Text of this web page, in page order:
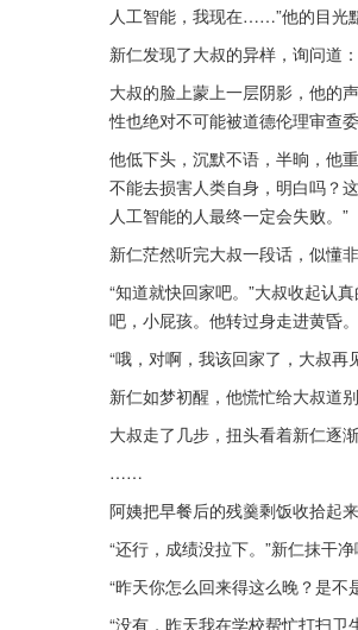
人工智能，我现在……”他的目光
新仁发现了大叔的异样，询问道
大叔的脸上蒙上一层阴影，他的
性也绝对不可能被道德伦理审
他低下头，沉默不语，半晌，他
不能去损害人类自身，明白吗？
人工智能的人最终一定会失败。”
新仁茫然听完大叔一段话，似懂
“知道就快回家吧。”大叔收起认
吧，小屁孩。他转过身走进黄昏。
“哦，对啊，我该回家了，大叔再
新仁如梦初醒，他慌忙给大叔道
大叔走了几步，扭头看着新仁
……
阿姨把早餐后的残羹剩饭收拾起
“还行，成绩没拉下。”新仁抹干净
“昨天你怎么回来得这么晚？是不
“没有，昨天我在学校帮忙打扫卫